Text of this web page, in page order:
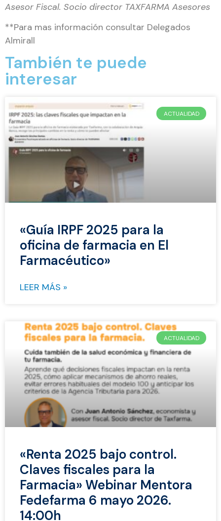
Asesor Fiscal. Socio director TAXFARMA Asesores
**Para mas información consultar Delegados
Almirall
También te puede
interesar
ACTUALIDAD
«Guía IRPF 2025 para la
oficina de farmacia en El
Farmacéutico»
LEER MÁS »
ACTUALIDAD
«Renta 2025 bajo control.
Claves fiscales para la
Farmacia» Webinar Mentora
Fedefarma 6 mayo 2026.
14:00h